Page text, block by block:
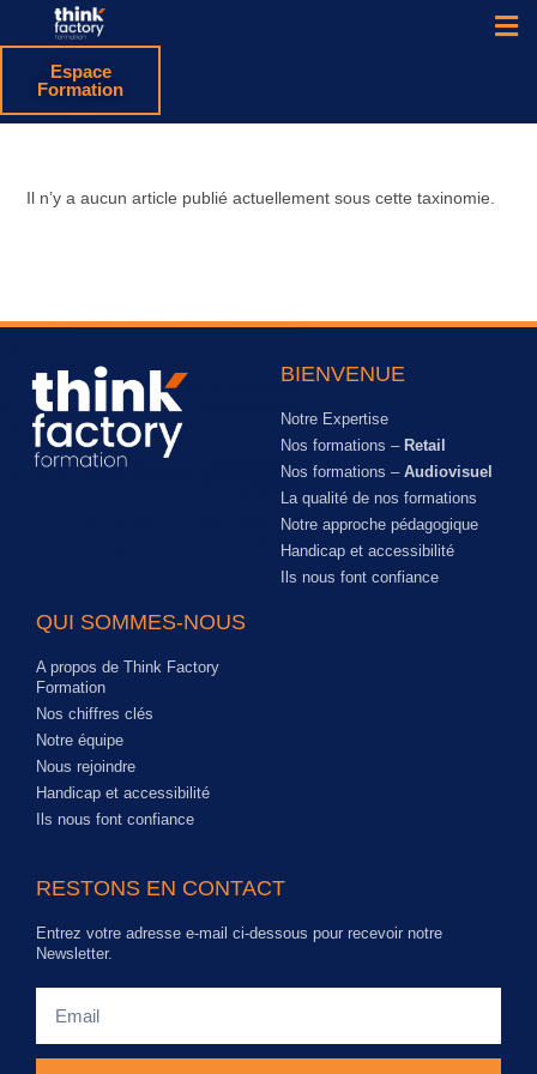
Espace
Formation
Il n’y a aucun article publié actuellement sous cette taxinomie.
BIENVENUE
Notre Expertise
Nos formations – Retail
Nos formations – Audiovisuel
La qualité de nos formations
Notre approche pédagogique
Handicap et accessibilité
Ils nous font confiance
QUI SOMMES-NOUS
A propos de Think Factory
Formation
Nos chiffres clés
Notre équipe
Nous rejoindre
Handicap et accessibilité
Ils nous font confiance
RESTONS EN CONTACT
Entrez votre adresse e-mail ci-dessous pour recevoir notre
Newsletter.